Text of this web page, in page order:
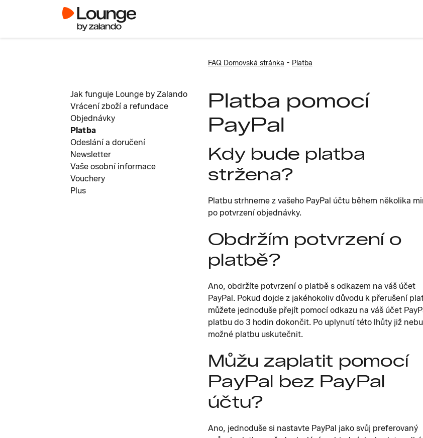
FAQ Domovská stránka - Platba
Jak funguje Lounge by Zalando
Vrácení zboží a refundace
Objednávky
Platba
Odeslání a doručení
Newsletter
Vaše osobní informace
Vouchery
Plus
Platba pomocí
PayPal
Kdy bude platba
stržena?
Platbu strhneme z vašeho PayPal účtu během několika
po potvrzení objednávky.
Obdržím potvrzení o
platbě?
Ano, obdržíte potvrzení o platbě s odkazem na váš účet
PayPal. Pokud dojde z jakéhokoliv důvodu k přerušení
můžete jednoduše přejít pomocí odkazu na váš účet
platbu do 3 hodin dokončit. Po uplynutí této lhůty již
možné platbu uskutečnit.
Můžu zaplatit pomocí
PayPal bez PayPal
účtu?
Ano, jednoduše si nastavte PayPal jako svůj preferovaný